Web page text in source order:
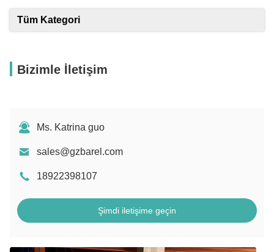
Tüm Kategori
Bizimle İletişim
Ms. Katrina guo
sales@gzbarel.com
18922398107
Şimdi iletişime geçin